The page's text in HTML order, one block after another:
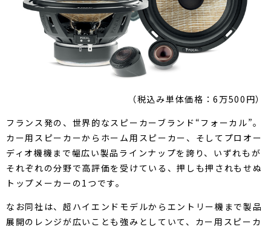
（税込み単体価格：6万500円）
フランス発の、世界的なスピーカーブランド“フォーカル”。
カー用スピーカーからホーム用スピーカー、そしてプロオー
ディオ機機まで幅広い製品ラインナップを誇り、いずれもが
それぞれの分野で高評価を受けている、押しも押されもせぬ
トップメーカーの1つです。
なお同社は、超ハイエンドモデルからエントリー機まで製品
展開のレンジが広いことも強みとしていて、カー用スピーカ